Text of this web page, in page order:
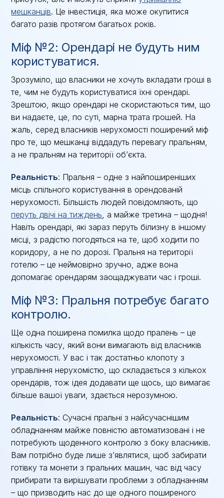
мешканців. Це інвестиція, яка може окупитися
багато разів протягом багатьох років.
Міф №2: Орендарі не будуть ним
користуватися.
Зрозуміло, що власники не хочуть вкладати гроші в
те, чим не будуть користуватися їхні орендарі.
Зрештою, якщо орендарі не скористаються тим, що
ви надаєте, це, по суті, марна трата грошей. На
жаль, серед власників нерухомості поширений міф
про те, що мешканці віддадуть перевагу пральням,
а не пральням на території об’єкта.
Реальність: Пральня – одне з найпоширеніших
місць спільного користування в орендованій
нерухомості. Більшість людей повідомляють, що
перуть двічі на тиждень , а майже третина – щодня!
Навіть орендарі, які зараз перуть білизну в іншому
місці, з радістю погодяться на те, щоб ходити по
коридору, а не по дорозі. Пральня на території
готелю – це неймовірно зручно, адже вона
допомагає орендарям заощаджувати час і гроші.
Міф №3: Пральня потребує багато
контролю.
Ще одна поширена помилка щодо пралень – це
кількість часу, який вони вимагають від власників
нерухомості. У вас і так достатньо клопоту з
управління нерухомістю, що складається з кількох
орендарів, тож ідея додавати ще щось, що вимагає
більше вашої уваги, здається нерозумною.
Реальність: Сучасні пральні з найсучаснішим
обладнанням майже повністю автоматизовані і не
потребують щоденного контролю з боку власників.
Вам потрібно буде лише з’являтися, щоб забирати
готівку та монети з пральних машин, час від часу
прибирати та вирішувати проблеми з обладнанням
– що призводить нас до ще одного поширеного